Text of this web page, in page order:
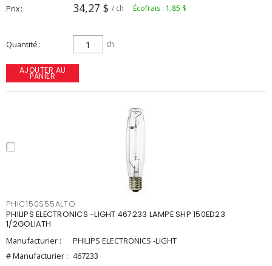
Prix 34,27 $ / ch Écofrais : 1,85 $
Quantité ch
AJOUTER AU
PANIER
PHIC150S55ALTO
PHILIPS ELECTRONICS -LIGHT 467233 LAMPE SHP 150ED23
1/2GOLIATH
Manufacturier :
PHILIPS ELECTRONICS -LIGHT
# Manufacturier : 467233